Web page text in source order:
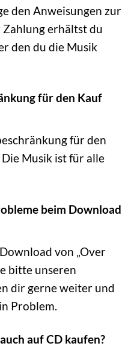
den Anweisungen zur
Zahlung erhältst du
den du die Musik
für den Kauf
für den
Die Musik ist für alle
beim Download
von „Over
bitte unseren
dir gerne weiter und
Problem.
auf CD kaufen?